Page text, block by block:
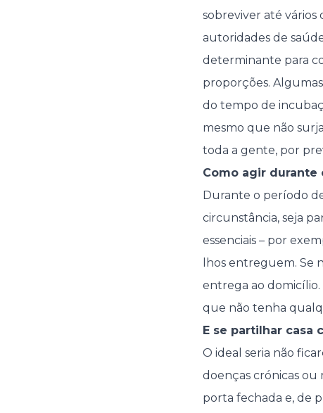
sobreviver até vários
autoridades de
determinante para
proporções.
do tempo de
mesmo que não
toda a gente, por
Como agir durante
Durante o período
circunstância, seja
essenciais – por
lhos entreguem. Se
entrega ao domicílio.
que não tenha
E se partilhar casa
O ideal seria não
doenças crónicas ou
porta fechada e, de